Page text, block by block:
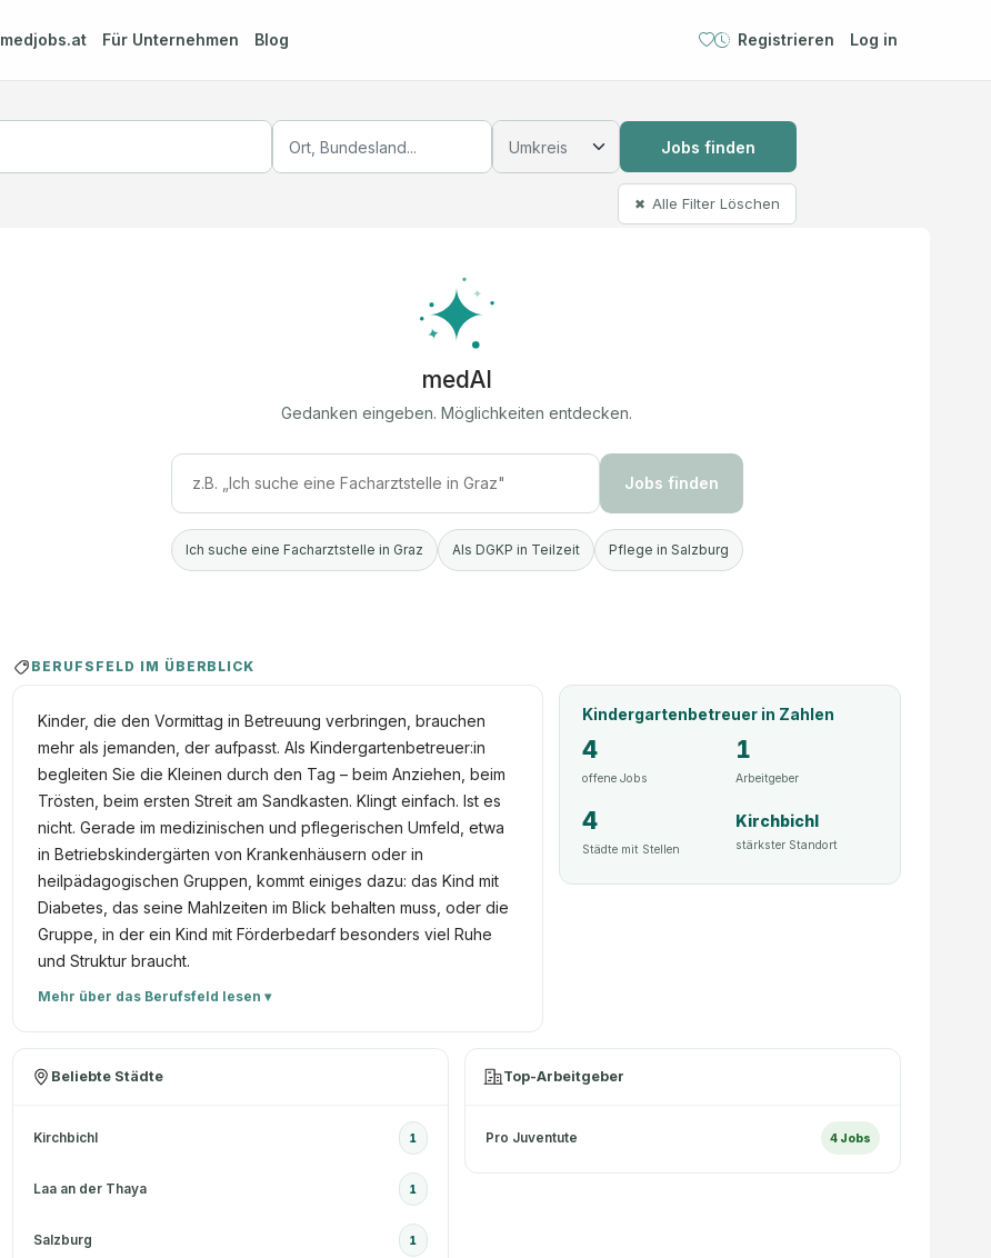
medjobs.at Für Unternehmen Blog Registrieren Log in
Jobs finden
✖ Alle Filter Löschen
medAI
Gedanken eingeben. Möglichkeiten entdecken.
Jobs finden
Ich suche eine Facharztstelle in Graz Als DGKP in Teilzeit Pflege in Salzburg
BERUFSFELD IM ÜBERBLICK
Kinder, die den Vormittag in Betreuung verbringen, brauchen
mehr als jemanden, der aufpasst. Als Kindergartenbetreuer:in
begleiten Sie die Kleinen durch den Tag – beim Anziehen, beim
Trösten, beim ersten Streit am Sandkasten. Klingt einfach. Ist es
nicht. Gerade im medizinischen und pflegerischen Umfeld, etwa
in Betriebskindergärten von Krankenhäusern oder in
heilpädagogischen Gruppen, kommt einiges dazu: das Kind mit
Diabetes, das seine Mahlzeiten im Blick behalten muss, oder die
Gruppe, in der ein Kind mit Förderbedarf besonders viel Ruhe
und Struktur braucht.
Mehr über das Berufsfeld lesen ▾
Kindergartenbetreuerin Zahlen
4
offene Jobs
1
Arbeitgeber
4
Städte mit Stellen
Kirchbichl
stärkster Standort
Beliebte Städte
Kirchbichl 1
Laa an der Thaya 1
Salzburg 1
Top-Arbeitgeber
Pro Juventute 4 Jobs